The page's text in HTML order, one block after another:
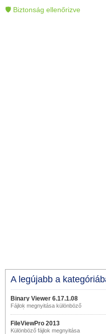
🛡 Biztonság ellenőrizve
A legújabb a
Binary Viewer 6.17.1.08
Fájlok megnyitása különböző
formátumokban
FileViewPro 2013
Különböző fájlok megnyitása